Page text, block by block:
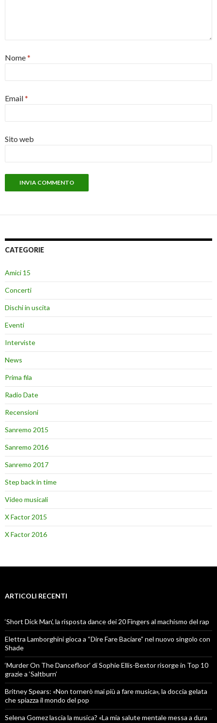
Nome*
Email*
Sito web
CATEGORIE
Amici 15
Concerti
Dischi in uscita
Eventi
Interviste
News
Prima fila
Radio Date
Recensioni
Sanremo 2015
Sanremo 2016
Sanremo 2017
Step back in time
Video musicali
X Factor 2015
X Factor 2016
ARTICOLI RECENTI
‘Short Dick Man’, la risposta dance dei 20 Fingers al machismo del rap
Elettra Lamborghini gioca a “Dire Fare Baciare” nel nuovo singolo con
Shade
‘Murder On The Dancefloor’ di Sophie Ellis-Bextor risorge in Top 10
grazie a ‘Saltburn’
Britney Spears: «Non tornerò mai più a fare musica», la doccia gelata
che spiazza il mondo del pop
Selena Gomez lascia la musica? «La mia salute mentale messa a dura